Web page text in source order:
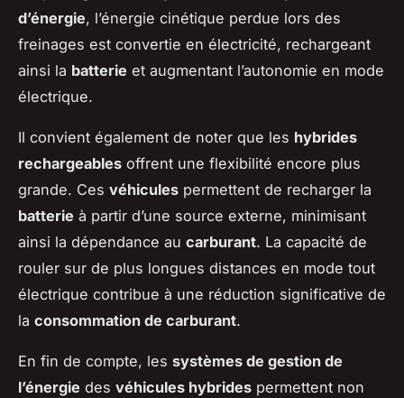
d’énergie, l’énergie cinétique perdue lors des
freinages est convertie en électricité, rechargeant
ainsi la batterie et augmentant l’autonomie en mode
électrique.
Il convient également de noter que les hybrides
rechargeables offrent une flexibilité encore plus
grande. Ces véhicules permettent de recharger la
batterie à partir d’une source externe, minimisant
ainsi la dépendance au carburant. La capacité de
rouler sur de plus longues distances en mode tout
électrique contribue à une réduction significative de
la consommation de carburant.
En fin de compte, les systèmes de gestion de
l’énergie des véhicules hybrides permettent non